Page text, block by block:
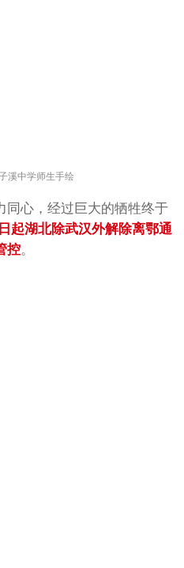
溪中学师生手绘
同心，经过巨大的牺牲终于
起湖北除武汉外解除离鄂通
控。